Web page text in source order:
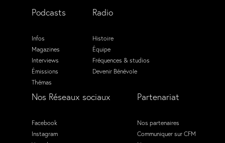
Podcasts
Infos
Magazines
Interviews
Émissions
Thémas
Radio
Histoire
Équipe
Fréquences & studios
Devenir Bénévole
Nos Réseaux sociaux
Facebook
Instagram
Partenariat
Nos partenaires
Communiquer sur CFM